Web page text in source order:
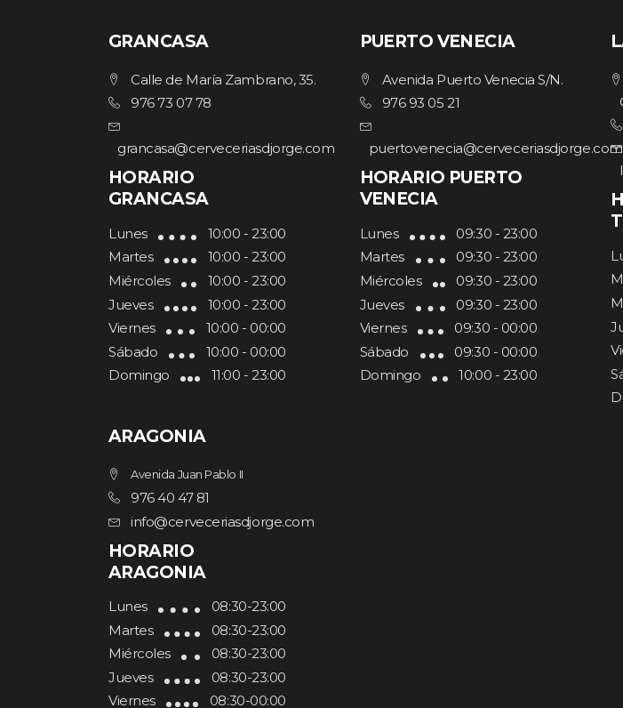
GRANCASA
Calle de María Zambrano, 35.
976 73 07 78
grancasa@cerveceriasdjorge.com
HORARIO
GRANCASA
Lunes
10:00 - 23:00
Martes
10:00 - 23:00
Miércoles
10:00 - 23:00
Jueves
10:00 - 23:00
Viernes
10:00 - 00:00
Sábado
10:00 - 00:00
Domingo
11:00 - 23:00
ARAGONIA
Avenida Juan Pablo II
976 40 47 81
info@cerveceriasdjorge.com
HORARIO
ARAGONIA
Lunes
08:30-23:00
Martes
08:30-23:00
Miércoles
08:30-23:00
Jueves
08:30-23:00
Viernes
08:30-00:00
PUERTO VENECIA
Avenida Puerto Venecia S/N.
976 93 05 21
puertovenecia@cerveceriasdjorge.com
HORARIO PUERTO
VENECIA
Lunes
09:30 - 23:00
Martes
09:30 - 23:00
Miércoles
09:30 - 23:00
Jueves
09:30 - 23:00
Viernes
09:30 - 00:00
Sábado
09:30 - 00:00
Domingo
10:00 - 23:00